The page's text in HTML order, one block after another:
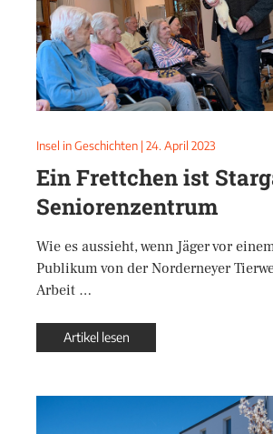
Insel in Geschichten | 24. April 2023
Ein Frettchen ist
Seniorenzentrum
Wie es aussieht, wenn Jäger vor
Publikum von der Norderneyer
Arbeit …
Artikel lesen